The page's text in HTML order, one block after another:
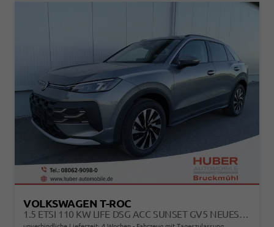
VOLKSWAGEN T-ROC
1.5 ETSI 110 KW LIFE DSG ACC SUNSET GV5 NEUES MODELL